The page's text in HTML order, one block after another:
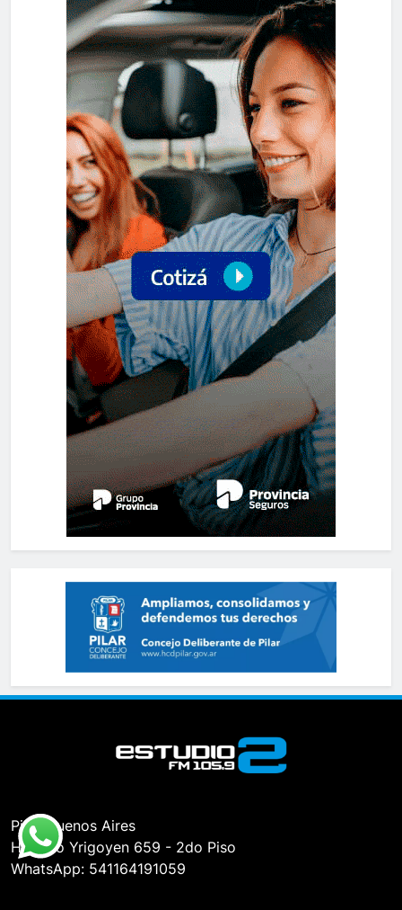
Pilar, Buenos Aires
Hipólito Yrigoyen 659 - 2do Piso
WhatsApp: 541164191059